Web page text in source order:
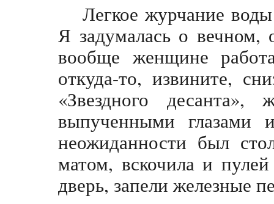
Легкое журчание
Я задумалась о
вообще женщине
откуда-то, извините,
«Звездного
выпученными глазами
неожиданности был
матом, вскочила и
дверь, запели железные